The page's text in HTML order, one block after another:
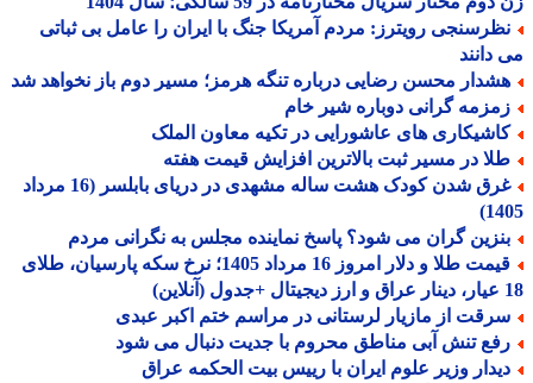
رویترز: مردم آمریکا جنگ با ایران را عامل بی ثباتی
محسن رضایی درباره تنگه هرمز؛ مسیر دوم باز نخواهد شد
گرانی دوباره شیر خام
های عاشورایی در تکیه معاون الملک
در مسیر ثبت بالاترین افزایش قیمت هفته
غرق شدن کودک هشت ساله مشهدی در دریای بابلسر (16 مرداد
گران می شود؟ پاسخ نماینده مجلس به نگرانی مردم
قیمت طلا و دلار امروز 16 مرداد 1405؛ نرخ سکه پارسیان، طلای
از مازیار لرستانی در مراسم ختم اکبر عبدی
تنش آبی مناطق محروم با جدیت دنبال می شود
وزیر علوم ایران با رییس بیت الحکمه عراق